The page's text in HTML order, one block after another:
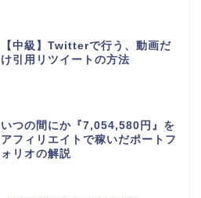
【中級】Twitterで行う、動画だ
け引用リツイートの方法
いつの間にか『7,054,580円』を
アフィリエイトで稼いだポートフ
ォリオの解説